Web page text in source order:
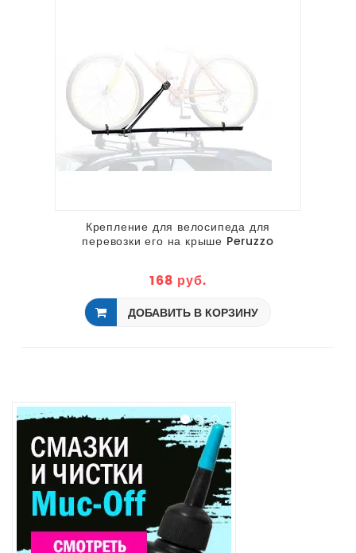
Крепление для велосипеда для
перевозки его на крыше Peruzzo
168 руб.
ДОБАВИТЬ В КОРЗИНУ